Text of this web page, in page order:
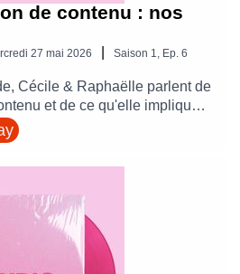
de contenu : nos
27 mai 2026 Saison 1, Ep. 6
Cécile & Raphaëlle parlent de
et de ce qu'elle implique :
avantages, ses inconvénients,
obligatoires,... En tant
expertise sur le sujet !